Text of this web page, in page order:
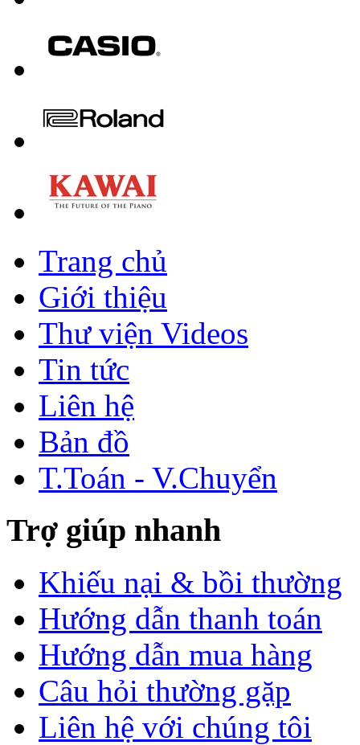
Trang chủ
Giới thiệu
Thư viện Videos
Tin tức
Liên hệ
Bản đồ
T.Toán - V.Chuyển
Trợ giúp nhanh
Khiếu nại & bồi thường
Hướng dẫn thanh toán
Hướng dẫn mua hàng
Câu hỏi thường gặp
Liên hệ với chúng tôi